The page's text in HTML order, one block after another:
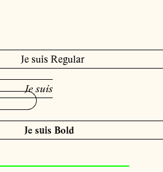
Je suis Regular
Je suis
Je suis Bold